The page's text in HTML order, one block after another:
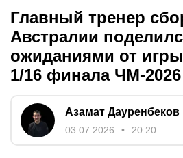
Главный тренер
Австралии
ожиданиями от
1/16 финала ЧМ-2026
Азамат Дауренбеков
03.07.2026 20:20